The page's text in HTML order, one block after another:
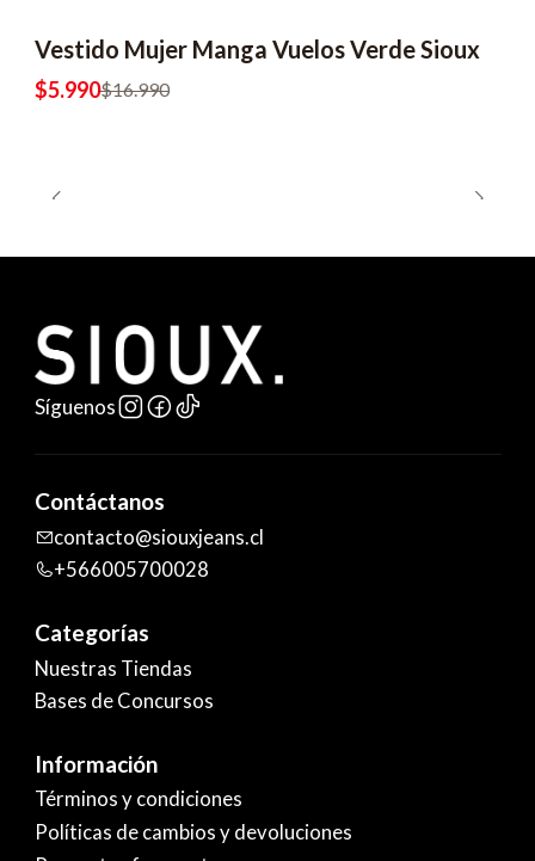
-65% OFF
Vestido Mujer Manga Vuelos Verde Sioux
$5.990$16.990
Síguenos
Contáctanos
contacto@siouxjeans.cl
+566005700028
Categorías
Nuestras Tiendas
Bases de Concursos
Información
Términos y condiciones
Políticas de cambios y devoluciones